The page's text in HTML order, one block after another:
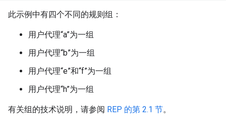
此示例中有四个不同的规则组：
用户代理“a”为一组
用户代理“b”为一组
用户代理“e”和“f”为一组
用户代理“h”为一组
有关组的技术说明，请参阅 REP 的第 2.1 节。